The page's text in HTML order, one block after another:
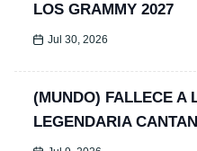
LOS GRAMMY 2027
Jul 30, 2026
(MUNDO) FALLECE A
LEGENDARIA